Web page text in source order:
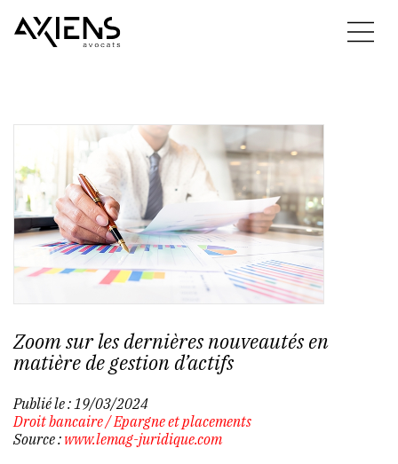
Zoom sur les dernières nouveautés en
matière de gestion d’actifs
Publié le : 19/03/2024
Droit bancaire/Epargne et placements
Source : www.lemag-juridique.com